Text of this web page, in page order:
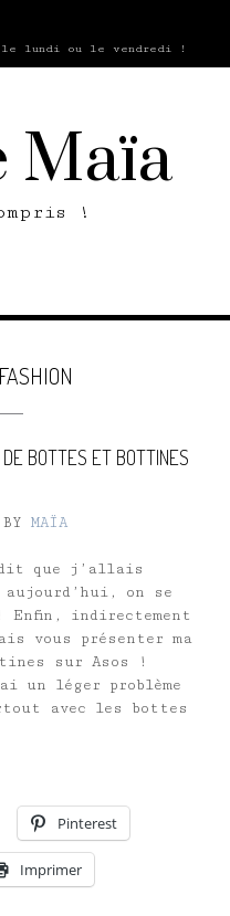
le lundi ou le vendredi !
Maïa
!
FASHION
BOTTES ET BOTTINES
BY MAÏA
dit que j’allais
on se
Enfin, indirectement
vous présenter ma
sur Asos !
un léger problème
avec les bottes
Pinterest
Imprimer